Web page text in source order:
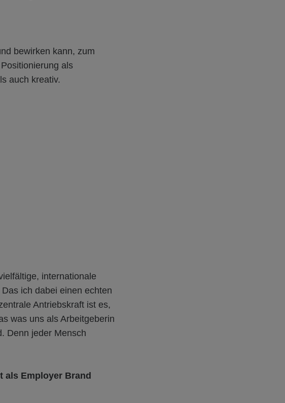
bewirken kann, zum
als
auch kreativ.
internationale
ich dabei einen echten
Antriebskraft ist es,
was uns als Arbeitgeberin
Denn jeder Mensch
als Employer Brand